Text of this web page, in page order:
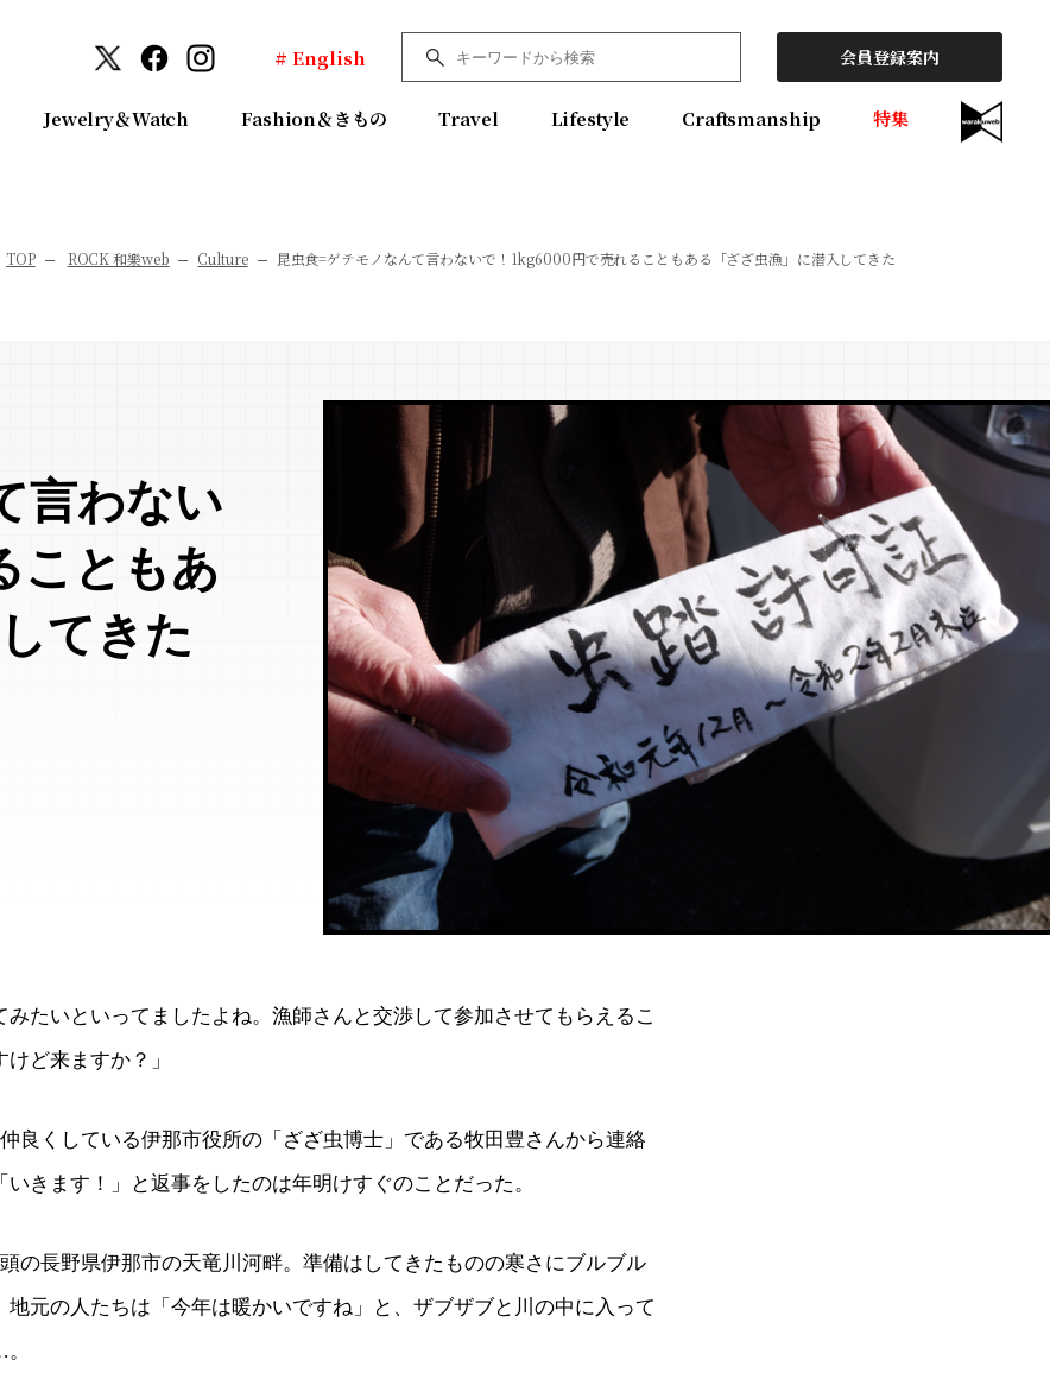
# English 会員登録案内
Jewelry＆Watch Fashion＆きもの Travel Lifestyle Craftsmanship 特集
TOP ROCK 和樂web Culture 昆虫食=ゲテモノなんて言わないで！1kg6000円で売れることもある「ざざ虫漁」に潜入してきた
言わない
こともあ
てきた
みたいといってましたよね。漁師さんと交渉して参加させてもらえるこ
ど来ますか？」
良くしている伊那市役所の「ざざ虫博士」である牧田豊さんから連絡
いきます！」と返事をしたのは年明けすぐのことだった。
長野県伊那市の天竜川河畔。準備はしてきたものの寒さにブルブル
地元の人たちは「今年は暖かいですね」と、ザブザブと川の中に入って